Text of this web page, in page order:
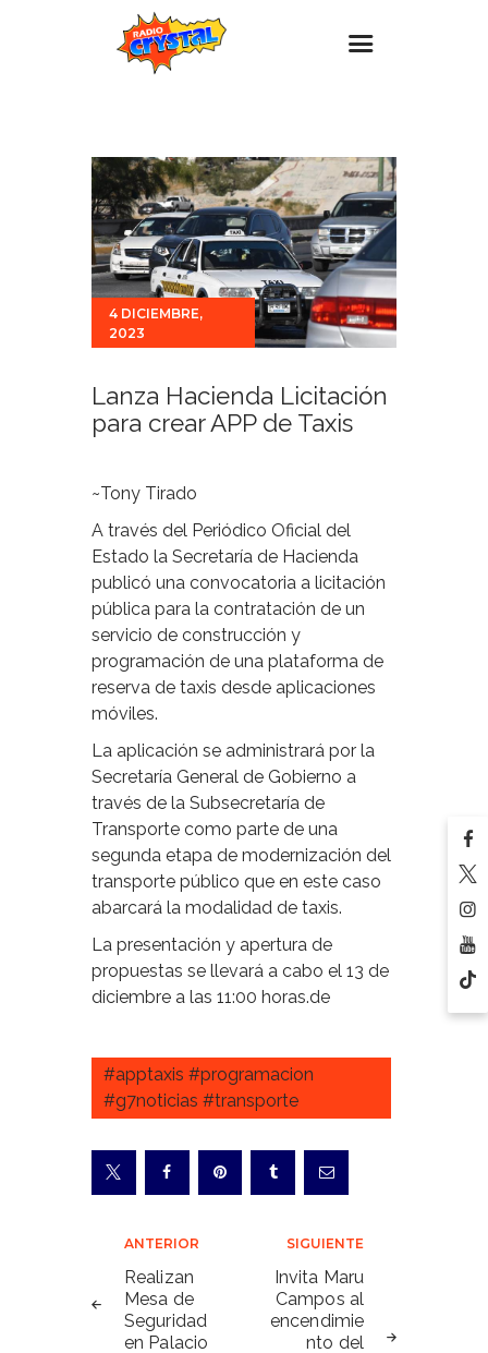
Estaciones
Eventos
Promociones
Noticias
Para ti
4 DICIEMBRE,
2023
Lanza Hacienda Licitación
para crear APP de Taxis
~Tony Tirado
A través del Periódico Oficial del
Estado la Secretaría de Hacienda
publicó una convocatoria a licitación
pública para la contratación de un
servicio de construcción y
programación de una plataforma de
reserva de taxis desde aplicaciones
móviles.
La aplicación se administrará por la
Secretaría General de Gobierno a
través de la Subsecretaría de
Transporte como parte de una
segunda etapa de modernización del
transporte público que en este caso
abarcará la modalidad de taxis.
La presentación y apertura de
propuestas se llevará a cabo el 13 de
diciembre a las 11:00 horas.de
#apptaxis #programacion
#g7noticias #transporte
Navegación
de
entradas
ANTERIOR
Realizan
Mesa de
Seguridad
en Palacio
SIGUIENTE
Invita Maru
Campos al
encendimie
nto del